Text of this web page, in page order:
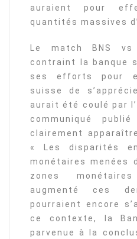
auraient pour
quantités massives
Le match BNS
contraint la banque
ses efforts pour
suisse de
aurait été coulé par
communiqué
clairement
« Les disparités
monétaires menées
zones
augmenté ces
pourraient encore
ce contexte, la
parvenue à la